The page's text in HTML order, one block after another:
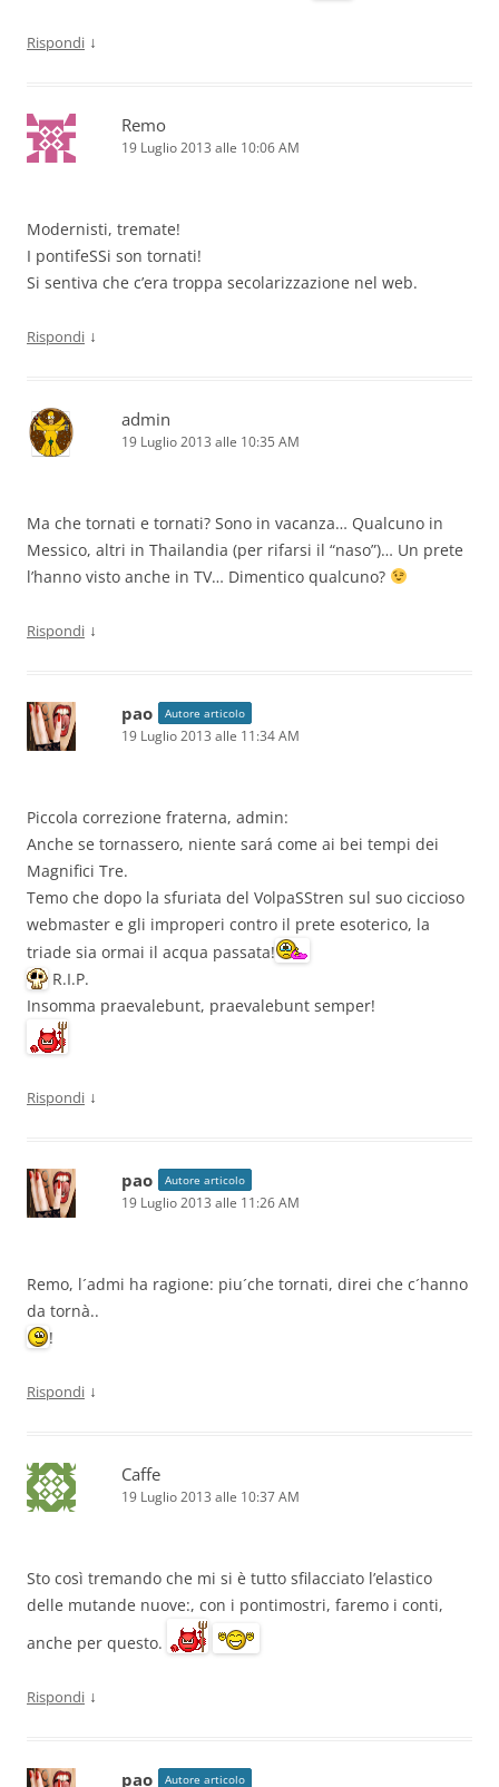
Rispondi ↓
Remo
19 Luglio 2013 alle 10:06 AM
Modernisti, tremate!
I pontifeSSi son tornati!
Si sentiva che c’era troppa secolarizzazione nel web.
Rispondi ↓
admin
19 Luglio 2013 alle 10:35 AM
Ma che tornati e tornati? Sono in vacanza… Qualcuno in
Messico, altri in Thailandia (per rifarsi il “naso”)… Un prete
l’hanno visto anche in TV… Dimentico qualcuno?
Rispondi ↓
pao Autore articolo
19 Luglio 2013 alle 11:34 AM
Piccola correzione fraterna, admin:
Anche se tornassero, niente sará come ai bei tempi dei
Magnifici Tre.
Temo che dopo la sfuriata del VolpaSStren sul suo ciccioso
webmaster e gli improperi contro il prete esoterico, la
triade sia ormai il acqua passata!
R.I.P.
Insomma praevalebunt, praevalebunt semper!
Rispondi ↓
pao Autore articolo
19 Luglio 2013 alle 11:26 AM
Remo, l´admi ha ragione: piu´che tornati, direi che c´hanno
da tornà..
!
Rispondi ↓
Caffe
19 Luglio 2013 alle 10:37 AM
Sto così tremando che mi si è tutto sfilacciato l’elastico
delle mutande nuove:, con i pontimostri, faremo i conti,
anche per questo.
Rispondi ↓
pao Autore articolo